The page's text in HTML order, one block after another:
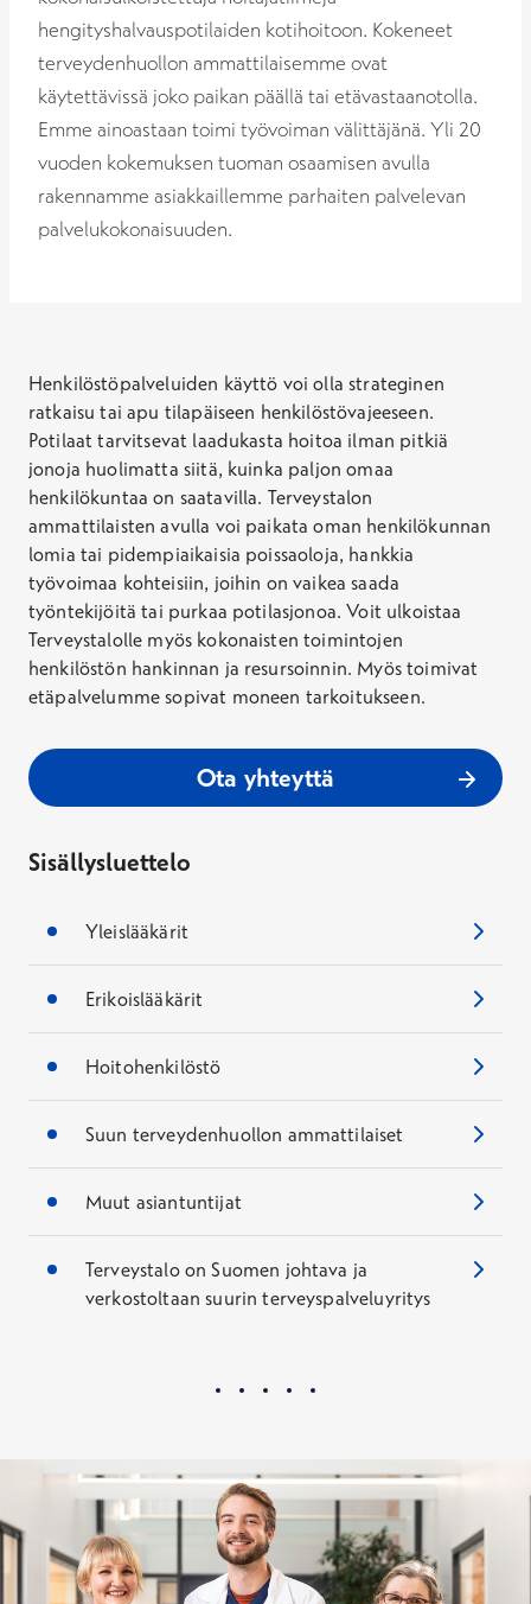
hengityshalvauspotilaiden kotihoitoon. Kokeneet
terveydenhuollon ammattilaisemme ovat
käytettävissä joko paikan päällä tai etävastaanotolla.
Emme ainoastaan toimi työvoiman välittäjänä. Yli 20
vuoden kokemuksen tuoman osaamisen avulla
rakennamme asiakkaillemme parhaiten palvelevan
palvelukokonaisuuden.
Henkilöstöpalveluiden käyttö voi olla strateginen
ratkaisu tai apu tilapäiseen henkilöstövajeeseen.
Potilaat tarvitsevat laadukasta hoitoa ilman pitkiä
jonoja huolimatta siitä, kuinka paljon omaa
henkilökuntaa on saatavilla. Terveystalon
ammattilaisten avulla voi paikata oman henkilökunnan
lomia tai pidempiaikaisia poissaoloja, hankkia
työvoimaa kohteisiin, joihin on vaikea saada
työntekijöitä tai purkaa potilasjonoa. Voit ulkoistaa
Terveystalolle myös kokonaisten toimintojen
henkilöstön hankinnan ja resursoinnin. Myös toimivat
etäpalvelumme sopivat moneen tarkoitukseen.
Ota yhteyttä
Sisällysluettelo
Yleislääkärit
Erikoislääkärit
Hoitohenkilöstö
Suun terveydenhuollon ammattilaiset
Muut asiantuntijat
Terveystalo on Suomen johtava ja
verkostoltaan suurin terveyspalveluyritys